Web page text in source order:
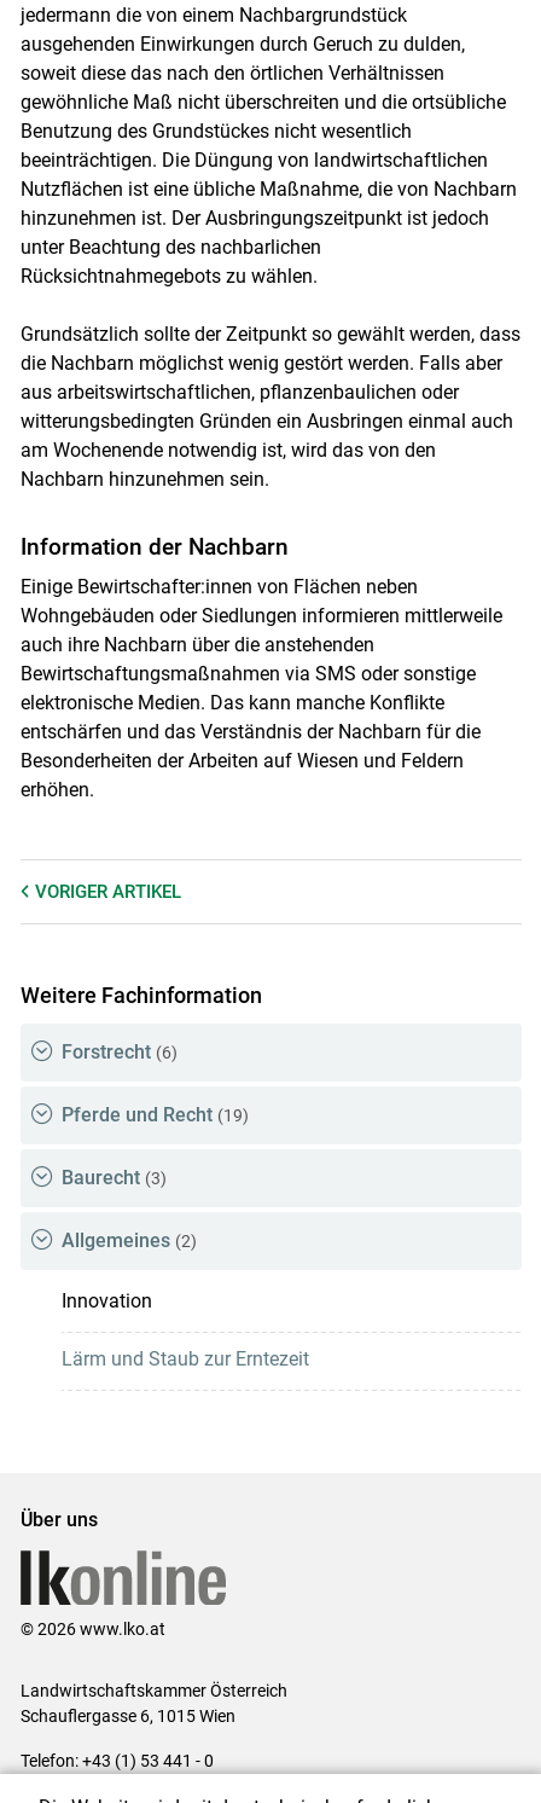
jedermann die von einem Nachbargrundstück
ausgehenden Einwirkungen durch Geruch zu dulden,
soweit diese das nach den örtlichen Verhältnissen
gewöhnliche Maß nicht überschreiten und die ortsübliche
Benutzung des Grundstückes nicht wesentlich
beeinträchtigen. Die Düngung von landwirtschaftlichen
Nutzflächen ist eine übliche Maßnahme, die von Nachbarn
hinzunehmen ist. Der Ausbringungszeitpunkt ist jedoch
unter Beachtung des nachbarlichen
Rücksichtnahmegebots zu wählen.
Grundsätzlich sollte der Zeitpunkt so gewählt werden, dass
die Nachbarn möglichst wenig gestört werden. Falls aber
aus arbeitswirtschaftlichen, pflanzenbaulichen oder
witterungsbedingten Gründen ein Ausbringen einmal auch
am Wochenende notwendig ist, wird das von den
Nachbarn hinzunehmen sein.
Information der Nachbarn
Einige Bewirtschafter:innen von Flächen neben
Wohngebäuden oder Siedlungen informieren mittlerweile
auch ihre Nachbarn über die anstehenden
Bewirtschaftungsmaßnahmen via SMS oder sonstige
elektronische Medien. Das kann manche Konflikte
entschärfen und das Verständnis der Nachbarn für die
Besonderheiten der Arbeiten auf Wiesen und Feldern
erhöhen.
VORIGER ARTIKEL
Weitere Fachinformation
Forstrecht (6)
Pferde und Recht (19)
Baurecht (3)
Allgemeines (2)
Innovation
Lärm und Staub zur Erntezeit
Über uns
© 2026 www.lko.at
Landwirtschaftskammer Österreich
Schauflergasse 6, 1015 Wien
Telefon:+43 (1) 53 441 - 0